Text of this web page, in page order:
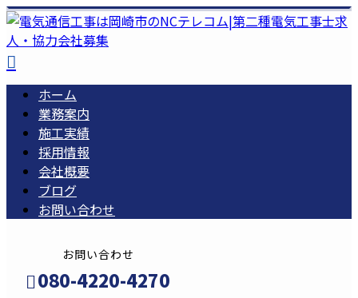
ホーム
業務案内
施工実績
採用情報
会社概要
ブログ
お問い合わせ
お問い合わせ
080-4220-4270